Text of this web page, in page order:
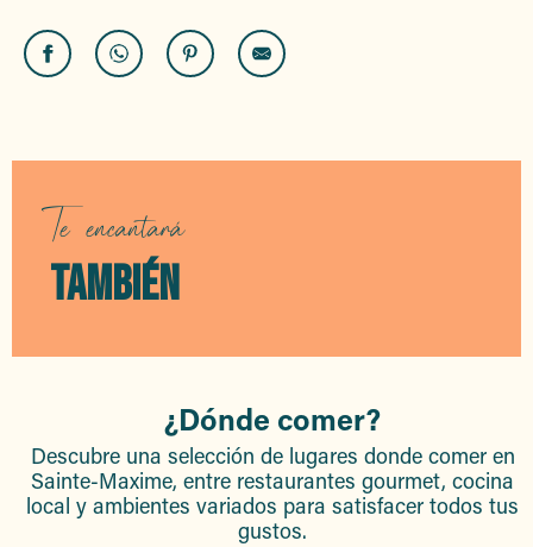
Le Patio
Café Maxime
Le Café de France
Le Festival
Entrepotes 83
Te encantará
TAMBIÉN
¿Dónde comer?
Descubre una selección de lugares donde comer en
Sainte-Maxime, entre restaurantes gourmet, cocina
local y ambientes variados para satisfacer todos tus
gustos.